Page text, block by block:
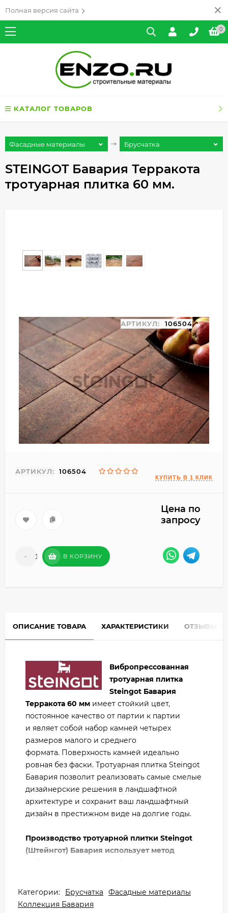
Полная версия сайта
0
КАТАЛОГ ТОВАРОВ
Фасадные материалы Брусчатка
STEINGOT Бавария Терракота
тротуарная плитка 60 мм.
АРТИКУЛ: 106504
АРТИКУЛ: 106504
Цена по
запросу
- + В КОРЗИНУ
ОПИСАНИЕ ТОВАРА ХАРАКТЕРИСТИКИ ОТЗЫВЫ
Вибропрессованная
тротуарная плитка
Steingot Бавария
Терракота 60 мм имеет стойкий цвет,
постоянное качество от партии к партии
и являет собой набор камней четырех
размеров малого и среднего
формата. Поверхность камней идеально
ровная без фаски. Тротуарная плитка Steingot
Бавария позволит реализовать самые смелые
дизайнерские решения в ландшафтной
архитектуре и сохранит ваш ландшафтный
дизайн в престижном виде на долгие годы.
Производство тротуарной плитки Steingot
(Штейнгот) Бавария использует метод
вибропрессования как более современный
наилучшего качества с высокими
прочностными характеристиками.
Категории: Брусчатка
Фасадные материалы
Коллекция Бавария